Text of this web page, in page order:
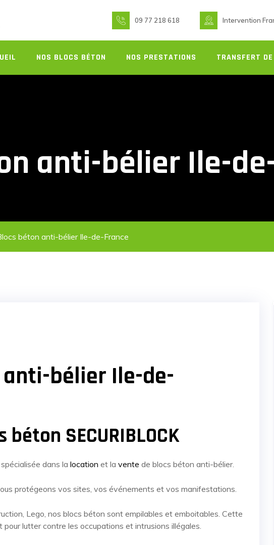
09 77 218 618 Intervention
NOS BLOCS BÉTON NOS PRESTATIONS TRANSFERT
anti-bélier Ile-
béton anti-bélier Ile-de-France
anti-bélier Ile-de-
SECURIBLOCK
dans la location et la vente de blocs béton anti-bélier.
protégeons vos sites, vos événements et vos manifestations.
Lego, nos blocs béton sont empilables et emboitables. Cette
lutter contre les occupations et intrusions illégales.